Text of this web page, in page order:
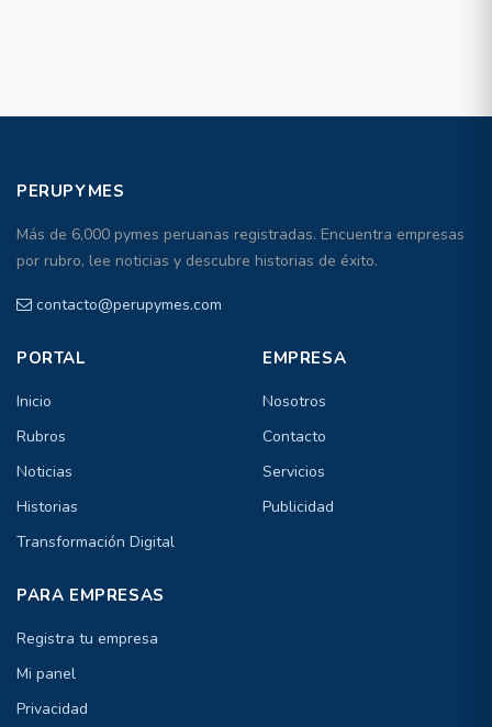
PERUPYMES
Más de 6,000 pymes peruanas registradas. Encuentra empresas
por rubro, lee noticias y descubre historias de éxito.
contacto@perupymes.com
PORTAL
Inicio
Rubros
Noticias
Historias
Transformación Digital
EMPRESA
Nosotros
Contacto
Servicios
Publicidad
PARA EMPRESAS
Registra tu empresa
Mi panel
Privacidad